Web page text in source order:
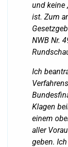
und keine
ist. Zum
NWB Nr.
Ich
Klagen
einem
aller
geben.